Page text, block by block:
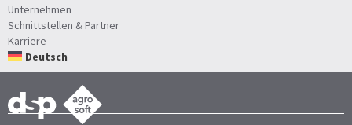
Unternehmen
Schnittstellen & Partner
Karriere
Deutsch